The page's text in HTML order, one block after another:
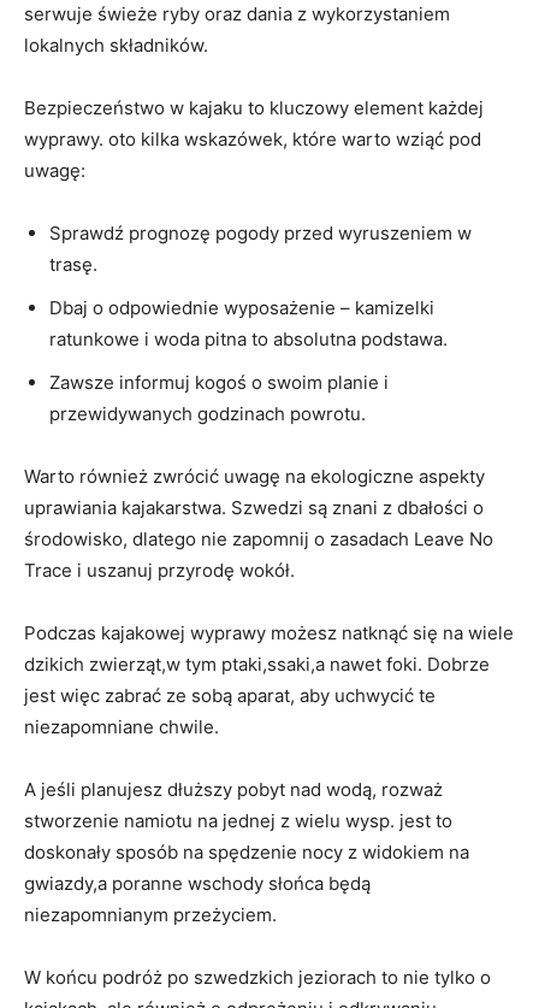
serwuje świeże ryby oraz dania z wykorzystaniem
lokalnych składników.
Bezpieczeństwo w kajaku to kluczowy element każdej
wyprawy. oto kilka wskazówek, które warto wziąć pod
uwagę:
Sprawdź prognozę pogody przed wyruszeniem w
trasę.
Dbaj o odpowiednie wyposażenie – kamizelki
ratunkowe i woda pitna to absolutna podstawa.
Zawsze informuj kogoś o swoim planie i
przewidywanych godzinach powrotu.
Warto również zwrócić uwagę na ekologiczne aspekty
uprawiania kajakarstwa. Szwedzi są znani z dbałości o
środowisko, dlatego nie zapomnij o zasadach Leave No
Trace i uszanuj przyrodę wokół.
Podczas kajakowej wyprawy możesz natknąć się na wiele
dzikich zwierząt,w tym ptaki,ssaki,a nawet foki. Dobrze
jest więc zabrać ze sobą aparat, aby uchwycić te
niezapomniane chwile.
A jeśli planujesz dłuższy pobyt nad wodą, rozważ
stworzenie namiotu na jednej z wielu wysp. jest to
doskonały sposób na spędzenie nocy z widokiem na
gwiazdy,a poranne wschody słońca będą
niezapomnianym przeżyciem.
W końcu podróż po szwedzkich jeziorach to nie tylko o